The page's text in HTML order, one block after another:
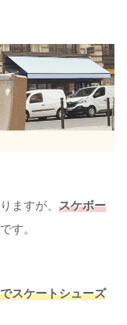
ますが、 スケボー
です。
スケートシューズ